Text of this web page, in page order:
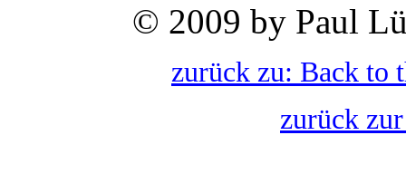
© 2009 by Paul
zurück zu: Back to
zurück